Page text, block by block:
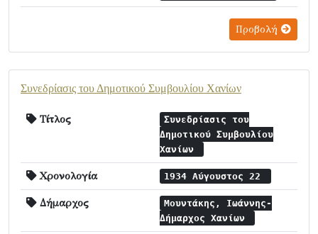
Προβολή
Συνεδρίασις του Δημοτικού Συμβουλίου Χανίων
Τίτλος
Συνεδρίασις του
Δημοτικού Συμβουλίου
Χανίων
Χρονολογία 1934 Αύγουστος 22
Δήμαρχος
Μουντάκης, Ιωάννης-
Δήμαρχος Χανίων